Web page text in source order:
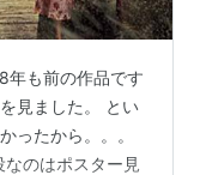
も前の作品です
見ました。 とい
ったから。。。
のはポスター見